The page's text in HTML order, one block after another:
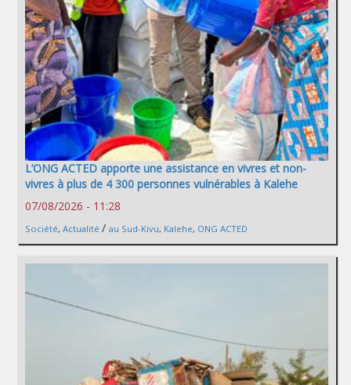
L’ONG ACTED apporte une assistance en vivres et non-
vivres à plus de 4 300 personnes vulnérables à Kalehe
07/08/2026 - 11:28
Société, Actualité / au Sud-Kivu, Kalehe, ONG ACTED